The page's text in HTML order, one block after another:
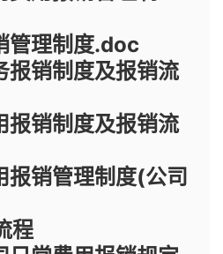
管理制度.doc
报销制度及报销流
报销制度及报销流
报销管理制度(公司
程